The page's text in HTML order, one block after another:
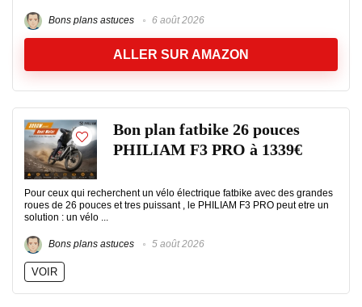
Bons plans astuces 6 août 2026
ALLER SUR AMAZON
Bon plan fatbike 26 pouces
PHILIAM F3 PRO à 1339€
Pour ceux qui recherchent un vélo électrique fatbike avec des grandes
roues de 26 pouces et tres puissant , le PHILIAM F3 PRO peut etre un
solution : un vélo ...
Bons plans astuces 5 août 2026
VOIR